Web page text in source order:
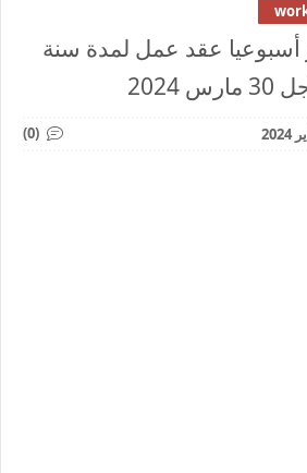
دولار أسبوعيا عقد عمل لمدة سنة
(0)